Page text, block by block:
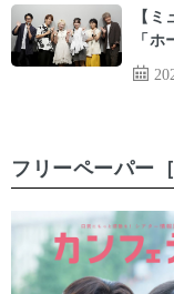
【
「
フリーペーパー